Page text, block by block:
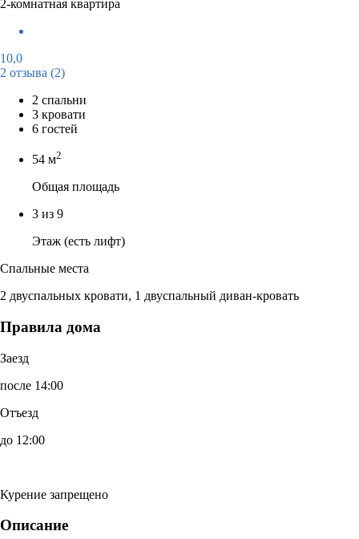
2-комнатная квартира
10,0
2 отзыва (2)
2 спальни
3 кровати
6 гостей
54 м2
Общая площадь
3 из 9
Этаж (есть лифт)
Спальные места
2 двуспальных кровати, 1 двуспальный диван-кровать
Правила дома
Заезд
после 14:00
Отъезд
до 12:00
Курение запрещено
Описание